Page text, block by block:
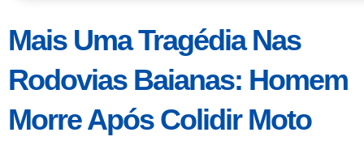
Mais Uma Tragédia Nas
Rodovias Baianas: Homem
Morre Após Colidir Moto